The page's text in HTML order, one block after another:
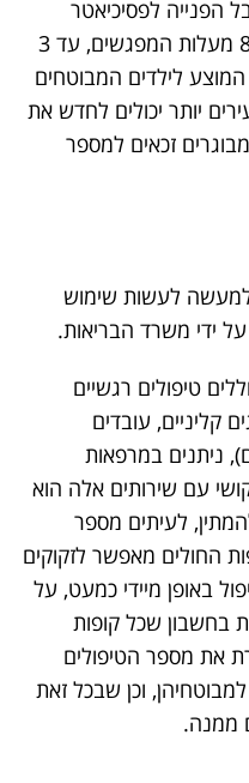
הפנייה לפסיכיאטר
בהסדר, ולקבל החזר של עד 80% מעלות המפגשים, עד 3
לילדים המבוטחים
צעירים יותר יכולים לחדש את
זכאים למספר
למעשה לעשות שימוש
ידי משרד הבריאות.
טיפולים רגשיים
קליניים, עובדים
ניתנים במרפאות
עם שירותים אלה הוא
לעיתים מספר
החולים מאפשר לזקוקים
באופן מיידי כמעט, על
בחשבון שכל קופות
את מספר הטיפולים
וכן שבכל זאת
ממנה.